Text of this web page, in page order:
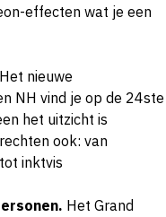
effecten wat je een
Het nieuwe
NH vind je op de 24ste
het uitzicht is
ook: van
inktvis
Het Grand